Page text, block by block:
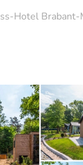
Hotel